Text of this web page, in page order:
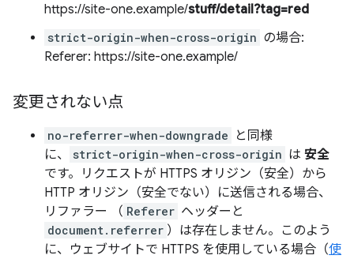
https://site-one.example/stuff/detail?tag=red
strict-origin-when-cross-origin の場合:
Referer: https://site-one.example/
変更されない点
no-referrer-when-downgrade
と同様
に、
strict-origin-when-cross-origin は 安全
です。リクエストが HTTPS オリジン（安全）から
HTTP オリジン（安全でない）に送信される場合、
リファラー （ Referer ヘッダーと
document.referrer ）は存在しません。このよう
に、ウェブサイトで HTTPS を使用している場合（使